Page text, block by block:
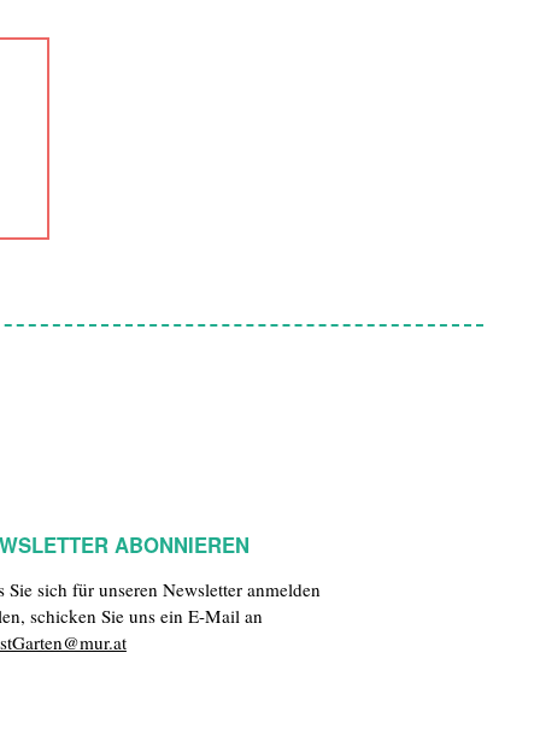
ABONNIEREN
Sie sich für unseren Newsletter anmelden
schicken Sie uns ein E-Mail an